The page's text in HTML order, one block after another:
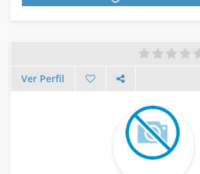
Ver Perfil